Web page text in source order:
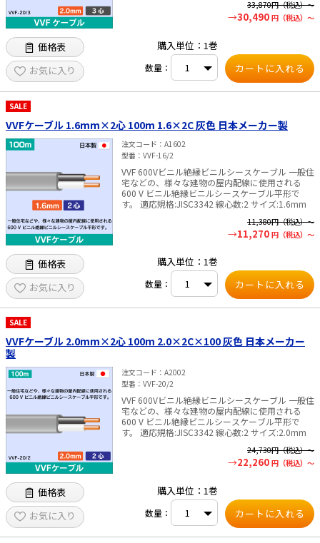
スイッチ・コンセント（配線器具）
PF管/FEP管/CD管/情報線保護管
ボックス・ビニル電線管付属品・引き込
みカバー
EV充電設備工事関連
その他
e431オリジナル
暑さ対策
販売終了品
33,870円（税込）～
30,490 円（税込）～
価格表
お気に入り
購入単位：1巻
数量：
SALE
VVFケーブル 1.6mm×2心 100m 1.6×2C 灰色 日本メーカー製
注文コード
A1602
型番
VVF-16/2
VVF 600Vビニル絶縁ビニルシースケーブル 一般住
宅などの、様々な建物の屋内配線に使用される
600 V ビニル絶縁ビニルシースケーブル平形で
す。 適応規格:JISC3342 線心数:2 サイズ:1.6mm
11,380円（税込）～
11,270 円（税込）～
価格表
お気に入り
購入単位：1巻
数量：
SALE
VVFケーブル 2.0mm×2心 100m 2.0×2C×100 灰色 日本メーカー
製
注文コード
A2002
型番
VVF-20/2
VVF 600Vビニル絶縁ビニルシースケーブル 一般住
宅などの、様々な建物の屋内配線に使用される
600 V ビニル絶縁ビニルシースケーブル平形で
す。 適応規格:JISC3342 線心数:2 サイズ:2.0mm
24,730円（税込）～
22,260 円（税込）～
価格表
お気に入り
購入単位：1巻
数量：